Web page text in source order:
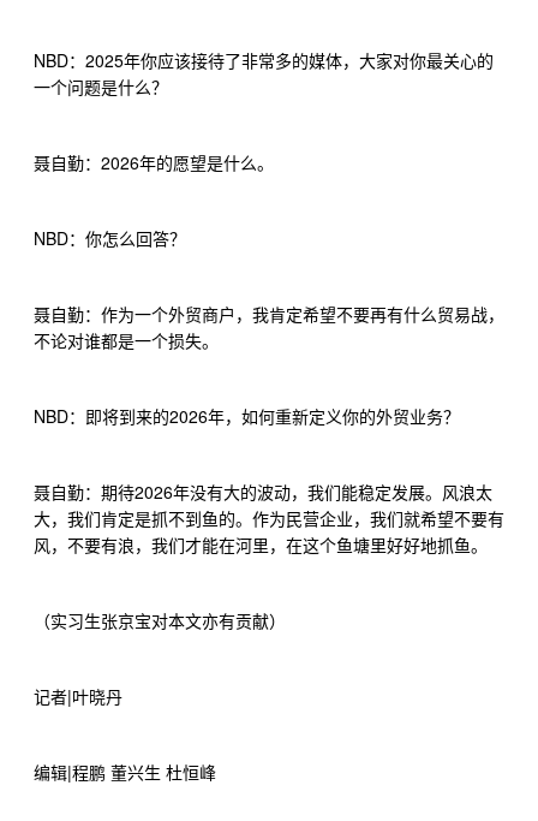
NBD： 2025年你应该接待了非常多的媒体，大家对你最关心的
一个问题是什么？
聂自勤： 2026年的愿望是什么。
NBD：你怎么回答？
聂自勤：作为一个外贸商户，我肯定希望不要再有什么贸易战，
不论对谁都是一个损失。
NBD：即将到来的2026年，如何重新定义你的外贸业务？
聂自勤：期待2026年没有大的波动，我们能稳定发展。风浪太
大，我们肯定是抓不到鱼的。作为民营企业，我们就希望不要有
风，不要有浪，我们才能在河里，在这个鱼塘里好好地抓鱼。
（实习生张京宝对本文亦有贡献）
记者|叶晓丹
编辑|程鹏 董兴生 杜恒峰